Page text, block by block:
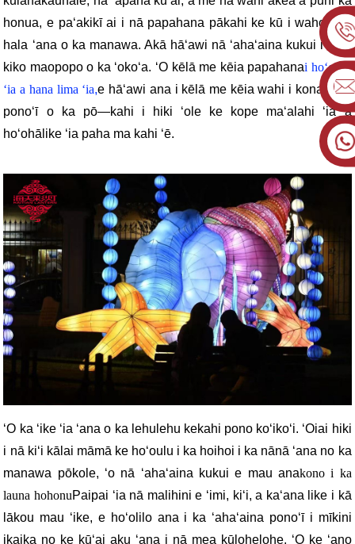
honua, e paʻakikī ai i nā papahana pākahi ke kū i waho i ka
hala ʻana o ka manawa. Akā hāʻawi nā ʻahaʻaina kukui i kahi
kiko maopopo o ka ʻokoʻa. ʻO kēlā me kēia papahanai hoʻolālā
ʻia a hana lima ʻia,e hāʻawi ana i kēlā me kēia wahi i kona ʻano
ponoʻī o ka pō—kahi i hiki ʻole ke kope maʻalahi ʻia a
hoʻohālike ʻia paha ma kahi ʻē.
ʻO ka ʻike ʻia ʻana o ka lehulehu kekahi pono koʻikoʻi. ʻOiai hiki
i nā kiʻi kālai māmā ke hoʻoulu i ka hoihoi i ka nānā ʻana no ka
manawa pōkole, ʻo nā ʻahaʻaina kukui e mau anakono i ka
launa hohonuPaipai ʻia nā malihini e ʻimi, kiʻi, a kaʻana like i kā
lākou mau ʻike, e hoʻolilo ana i ka ʻahaʻaina ponoʻī i mīkini
ikaika no ke kūʻai aku ʻana i nā mea kūlohelohe. ʻO ke ʻano